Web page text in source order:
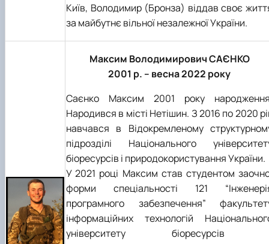
Київ, Володимир (Бронза) віддав своє
за майбутнє вільної незалежної України.
Максим Володимирович САЄНКО
2001 р. – весна 2022 року
Саєнко Максим 2001 року
Народився в місті Нетішин. З 2016 по 2020
навчався в Відокремленому
підрозділі Національного
біоресурсів і природокористування України.
У 2021 році Максим став студентом
форми спеціальності 121
програмного забезпечення”
інформаційних технологій
університету біоресурсів